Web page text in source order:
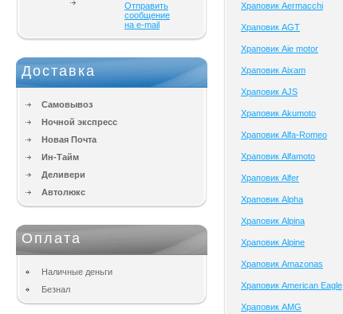
Отправить
сообщение
на e-mail
Доставка
Самовывоз
Ночной экспресс
Новая Почта
Ин-Тайм
Деливери
Автолюкс
Оплата
Наличные деньги
Безнал
Храповик Aermacchi
Храповик AGT
Храповик Aie motor
Храповик Aixam
Храповик AJS
Храповик Akumoto
Храповик Alfa-Romeo
Храповик Alfamoto
Храповик Alfer
Храповик Alpha
Храповик Alpina
Храповик Alpine
Храповик Amazonas
Храповик American Eagle
Храповик AMG